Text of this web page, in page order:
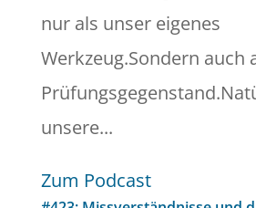
nur als unser eigenes
Werkzeug.Sondern auch
unsere...
Zum Podcast